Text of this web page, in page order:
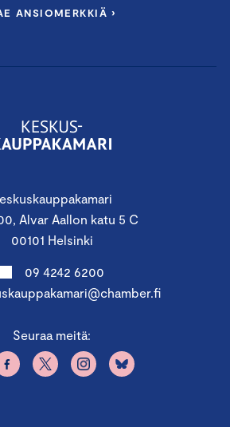
Alvar Aallon katu 5 C
00101 Helsinki
09 4242 6200
Seuraa meitä:
ANSIOMERKKIÄ ›